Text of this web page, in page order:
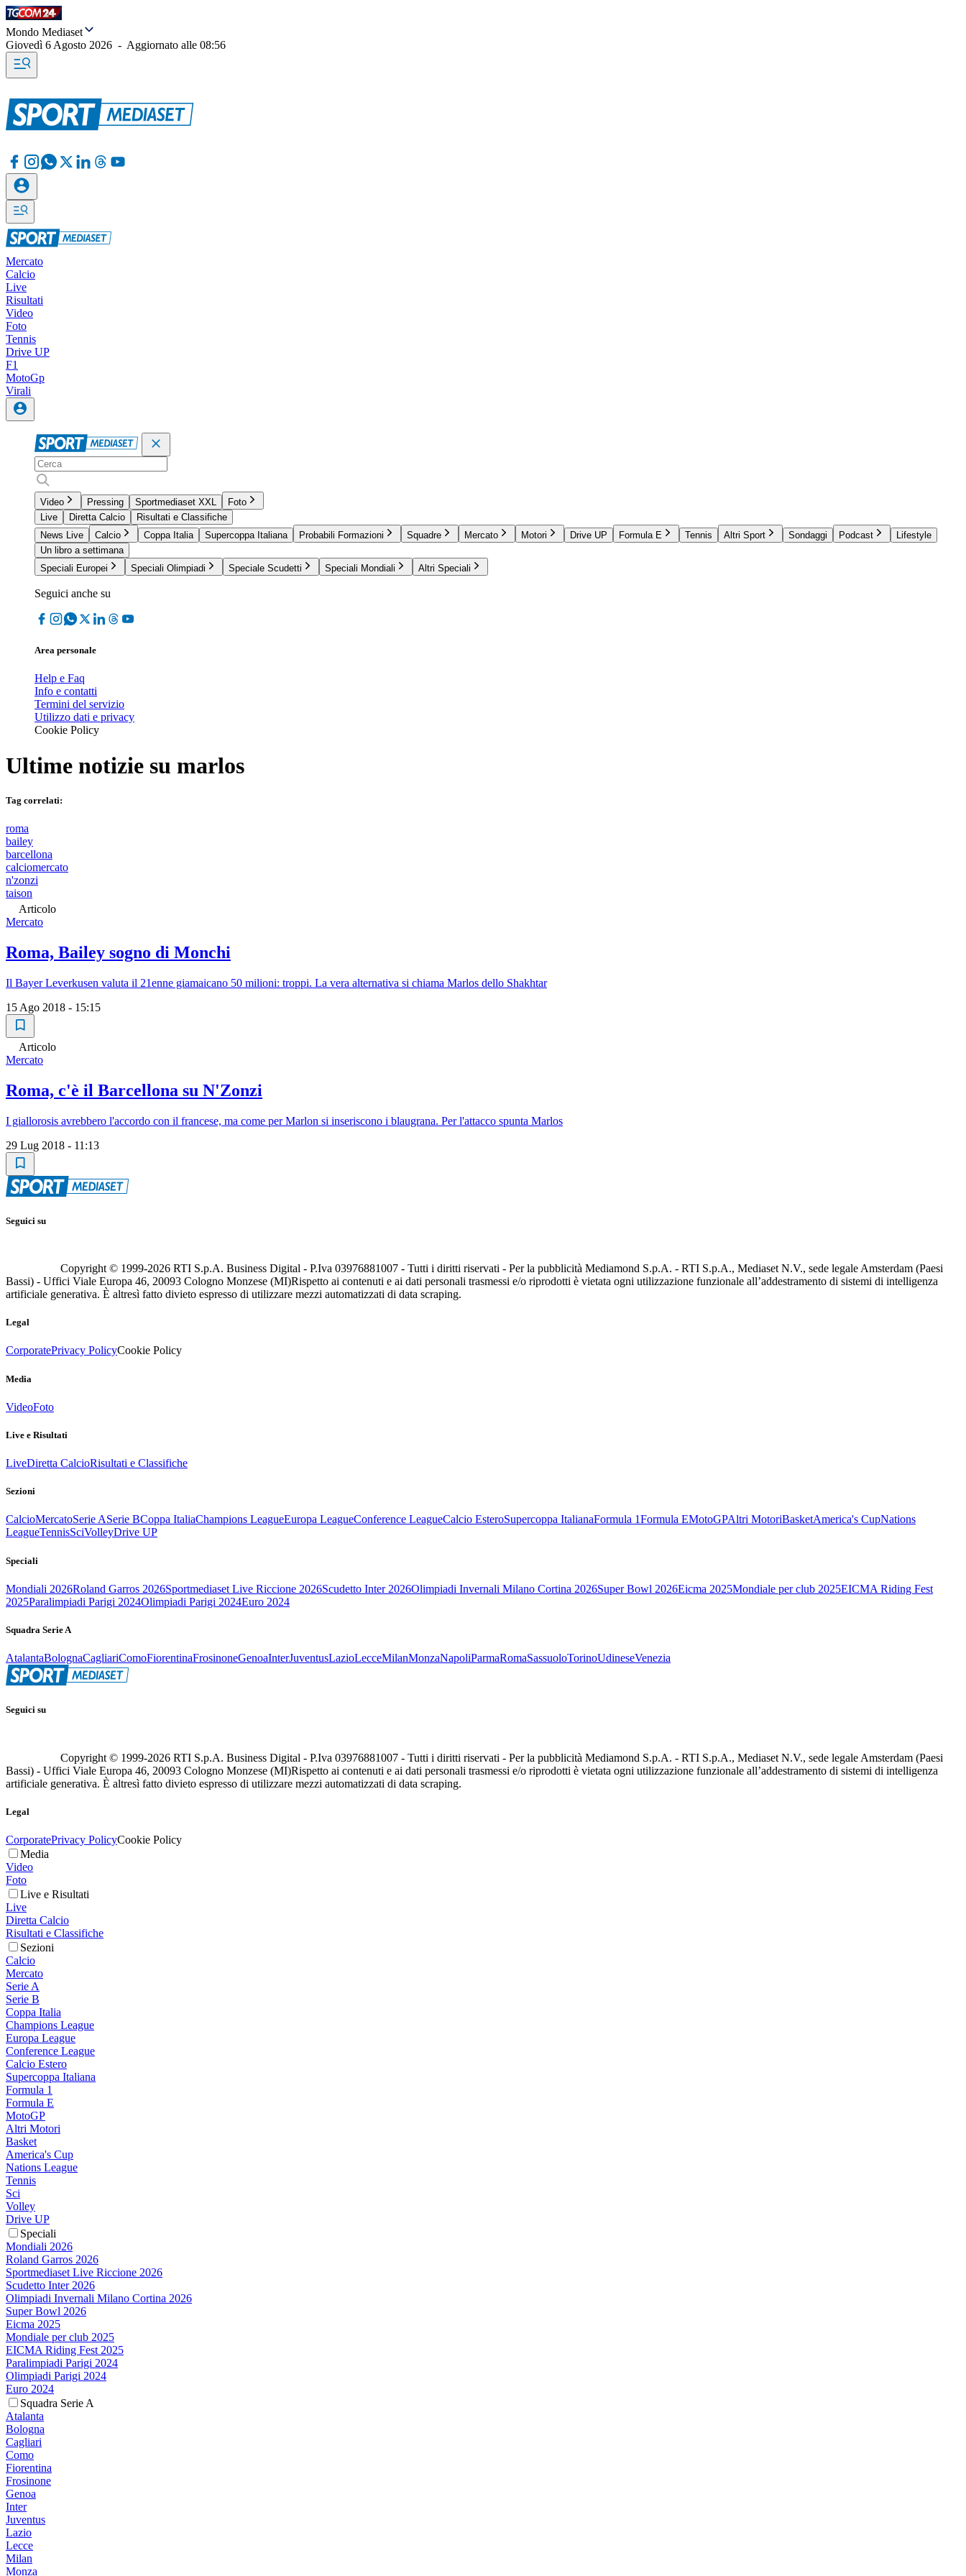
Mondo Mediaset
Giovedì 6 Agosto 2026 - Aggiornato alle 08:56
Mercato
Calcio
Live
Risultati
Video
Foto
Tennis
Drive UP
F1
MotoGp
Virali
Video Pressing Sportmediaset XXL
Foto
Live
Diretta Calcio
Risultati e Classifiche
News Live
Calcio Coppa Italia Supercoppa Italiana Probabili Formazioni Squadre Mercato Motori Drive UP Formula E Tennis Altri Sport Sondaggi Podcast
Lifestyle
Un libro a settimana
Speciali Europei
Speciali Olimpiadi Speciale Scudetti Speciali Mondiali Altri Speciali
Seguici anche su
Area personale
Help e Faq
Info e contatti
Termini del servizio
Utilizzo dati e privacy
Cookie Policy
Ultime notizie su marlos
Tag correlati:
roma
bailey
barcellona
calciomercato
n'zonzi
taison
Articolo
Mercato
Roma, Bailey sogno di Monchi
Il Bayer Leverkusen valuta il 21enne giamaicano 50 milioni: troppi. La vera alternativa si chiama Marlos dello Shakhtar
15 Ago 2018 - 15:15
Articolo
Mercato
Roma, c'è il Barcellona su N'Zonzi
I giallorosis avrebbero l'accordo con il francese, ma come per Marlon si inseriscono i blaugrana. Per l'attacco spunta Marlos
29 Lug 2018 - 11:13
Seguici su
Copyright © 1999-2026 RTI S.p.A. Business Digital - P.Iva 03976881007 - Tutti i diritti riservati - Per la pubblicità Mediamond S.p.A. - RTI S.p.A., Mediaset N.V., sede legale Amsterdam (Paesi
Bassi) - Uffici Viale Europa 46, 20093 Cologno Monzese (MI)Rispetto ai contenuti e ai dati personali trasmessi e/o riprodotti è vietata ogni utilizzazione funzionale all’addestramento di sistemi di intelligenza
artificiale generativa. È altresì fatto divieto espresso di utilizzare mezzi automatizzati di data scraping.
Legal
CorporatePrivacy PolicyCookie Policy
Media
VideoFoto
Live e Risultati
LiveDiretta CalcioRisultati e Classifiche
Sezioni
CalcioMercatoSerie ASerie BCoppa ItaliaChampions LeagueEuropa LeagueConference LeagueCalcio EsteroSupercoppa ItalianaFormula 1Formula EMotoGPAltri MotoriBasketAmerica's CupNations
LeagueTennisSciVolleyDrive UP
Speciali
Mondiali 2026Roland Garros 2026Sportmediaset Live Riccione 2026Scudetto Inter 2026Olimpiadi Invernali Milano Cortina 2026Super Bowl 2026Eicma 2025Mondiale per club 2025EICMA Riding Fest
2025Paralimpiadi Parigi 2024Olimpiadi Parigi 2024Euro 2024
Squadra Serie A
AtalantaBolognaCagliariComoFiorentinaFrosinoneGenoaInterJuventusLazioLecceMilanMonzaNapoliParmaRomaSassuoloTorinoUdineseVenezia
Seguici su
Copyright © 1999-2026 RTI S.p.A. Business Digital - P.Iva 03976881007 - Tutti i diritti riservati - Per la pubblicità Mediamond S.p.A. - RTI S.p.A., Mediaset N.V., sede legale Amsterdam (Paesi
Bassi) - Uffici Viale Europa 46, 20093 Cologno Monzese (MI)Rispetto ai contenuti e ai dati personali trasmessi e/o riprodotti è vietata ogni utilizzazione funzionale all’addestramento di sistemi di intelligenza
artificiale generativa. È altresì fatto divieto espresso di utilizzare mezzi automatizzati di data scraping.
Legal
CorporatePrivacy PolicyCookie Policy
Media
Video
Foto
Live e Risultati
Live
Diretta Calcio
Risultati e Classifiche
Sezioni
Calcio
Mercato
Serie A
Serie B
Coppa Italia
Champions League
Europa League
Conference League
Calcio Estero
Supercoppa Italiana
Formula 1
Formula E
MotoGP
Altri Motori
Basket
America's Cup
Nations League
Tennis
Sci
Volley
Drive UP
Speciali
Mondiali 2026
Roland Garros 2026
Sportmediaset Live Riccione 2026
Scudetto Inter 2026
Olimpiadi Invernali Milano Cortina 2026
Super Bowl 2026
Eicma 2025
Mondiale per club 2025
EICMA Riding Fest 2025
Paralimpiadi Parigi 2024
Olimpiadi Parigi 2024
Euro 2024
Squadra Serie A
Atalanta
Bologna
Cagliari
Como
Fiorentina
Frosinone
Genoa
Inter
Juventus
Lazio
Lecce
Milan
Monza